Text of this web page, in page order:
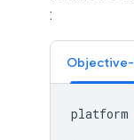
:
platform